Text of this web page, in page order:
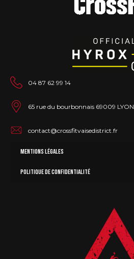
04 87 62 99 14
65 rue du bourbonnais 69009 LYON
contact@crossfitvaisedistrict.fr
Mentions légales
Politique de confidentialité